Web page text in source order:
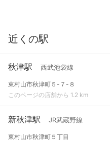
近くの駅
秋津駅 西武池袋線
東村山市秋津町５-７-８
このページの店舗から 1.2 km
新秋津駅 JR武蔵野線
東村山市秋津町５丁目